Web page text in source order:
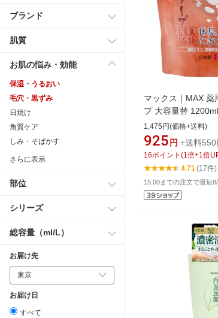
ブランド
肌質
お肌の悩み・効能
保湿・うるおい
毛穴・黒ずみ
日焼け
角質ケア
しみ・そばかす
さらに表示
部位
シリーズ
総容量（ml/L）
お届け先
お届け日
すべて
マックス｜MAX 薬
プ 大容量替
1,475円(価格+送料)
925 円 +送料550
16ポイント (1 倍+1 倍
4.71 (17件)
15:00までの注文で最短